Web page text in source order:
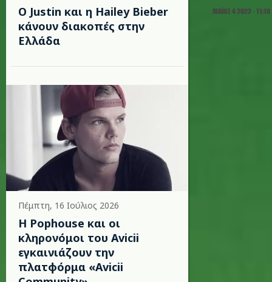
Ο Justin και η Hailey Bieber
κάνουν διακοπές στην
Ελλάδα
Πέμπτη, 16 Ιούλιος 2026
Η Pophouse και οι
κληρονόμοι του Avicii
εγκαινιάζουν την
πλατφόρμα «Avicii
ΜΆΙΟΣ 4 2022 - 11:18